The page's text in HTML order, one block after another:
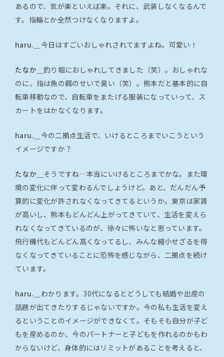
あるので、気が楽といえば楽。それに、武装しなくなるんで
す。指輪とか全然つけなくなりますよ。
haru.＿ 今日はすごいおしゃれされてますよね。可愛い！
たなか＿釣り堀におしゃれしてきました（笑）。おしゃれな
のに、指は魚の餌のせいで臭い（笑）。熊本だと基本的に自
転車移動なので、自転車をまたげる服装になっていって、ス
カートをはかなくなります。
haru.＿ 今の二拠点生活で、いけるところまでいこうという
イメージですか？
たなか＿ そうですね…本当にいけるところまでかな。また環
境の変化に伴って変わるんでしょうけど。あと、だんだん予
算的に変化が許されなくなってきてるというか。東京は家賃
が高いし、熊本もどんどん上がってきていて、生活を変えら
れなくなってきているのが、徐々に怖いなと思っています。
飛行機代もどんどん高くなってるし、みんな縮小せざるを得
なくなってきていることに恐怖を感じながら、二拠点を続け
ています。
haru.＿ わかります。30代になるとどうしても結婚や出産の
話題が出てきたりするじゃないですか。今の私も生活を変え
るということのイメージができなくて。そもそも自分が子ど
もを産めるのか、今のパートナーと子どもを作れるのかもわ
からないけど、身体的にはリミットがあることを考えると、